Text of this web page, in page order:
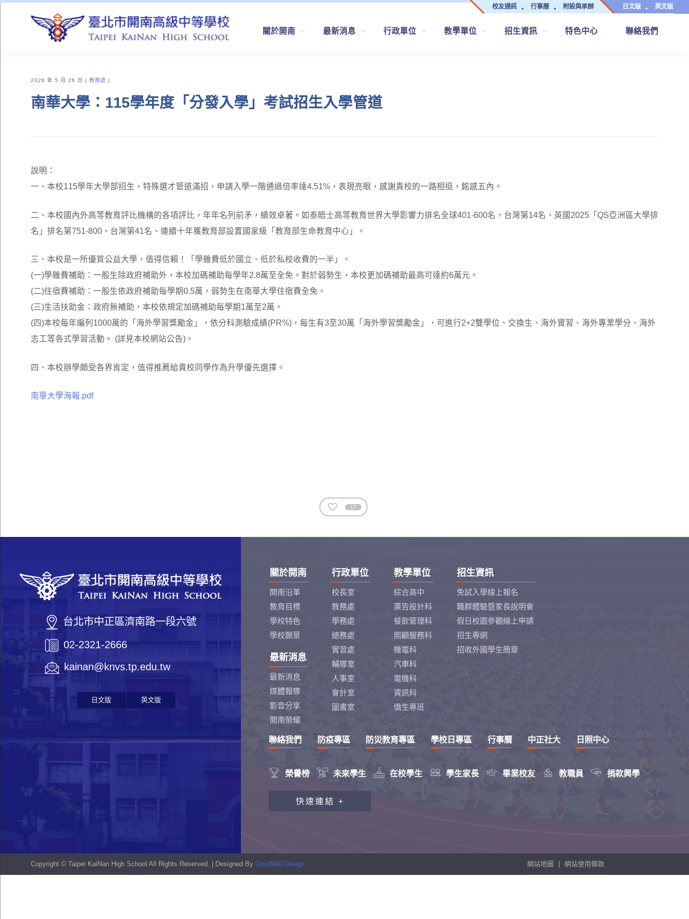
校友通訊 行事曆 附設與承辦 日文版 英文版
關於開南 最新消息 行政單位 教學單位 招生資訊 特色中心 聯絡我們
QUICK LINKS
2026 年 5 月 26 日 教務處
南華大學：115學年度「分發入學」考試招生入學管道
說明：
一、本校115學年大學部招生，特殊選才管道滿招，申請入學一階通過倍率達4.51%，表現亮眼，感謝貴校的一路相挺，銘感五內。
二、本校國內外高等教育評比機構的各項評比，年年名列前矛，績效卓著。如泰晤士高等教育世界大學影響力排名全球401-600名，台灣第14名、英國2025「QS亞洲區大學排
名」排名第751-800，台灣第41名、連續十年獲教育部設置國家級「教育部生命教育中心」。
三、本校是一所優質公益大學，值得信賴！「學雜費低於國立、低於私校收費的一半」。
(一)學雜費補助：一般生除政府補助外，本校加碼補助每學年2.8萬至全免。對於弱勢生，本校更加碼補助最高可達約6萬元。
(二)住宿費補助：一般生依政府補助每學期0.5萬，弱勢生在南華大學住宿費全免。
(三)生活扶助金：政府無補助，本校依規定加碼補助每學期1萬至2萬。
(四)本校每年編列1000萬的「海外學習獎勵金」，依分科測驗成績(PR%)，每生有3至30萬「海外學習獎勵金」，可進行2+2雙學位、交換生、海外實習、海外專業學分、海外
志工等各式學習活動。 (詳見本校網站公告)。
四、本校辦學頗受各界肯定，值得推薦給貴校同學作為升學優先選擇。
南華大學海報.pdf
17
台北市中正區濟南路一段六號
02-2321-2666
kainan@knvs.tp.edu.tw
日文版 英文版
關於開南
開南沿革
教育目標
學校特色
學校願景
最新消息
最新消息
媒體報導
影音分享
開南榮耀
行政單位
校長室
教務處
學務處
總務處
實習處
輔導室
人事室
會計室
圖書室
教學單位
綜合高中
廣告設計科
餐飲管理科
照顧服務科
機電科
汽車科
電機科
資訊科
僑生專班
招生資訊
免試入學線上報名
職群體驗暨家長說明會
假日校園參觀線上申請
招生專網
招收外國學生簡章
 榮譽榜  未來學生  在校學生  學生家長  畢業校友  教職員  捐款興學
聯絡我們 防疫專區 防災教育專區 學校日專區 行事曆 中正社大 日照中心
快速連結 +
教職員工研習專區
學生申訴及再申訴制度
Copyright © Taipei KaiNan High School All Rights Reserved. | Designed By GoodWill Design 網站地圖 | 網站使用條款